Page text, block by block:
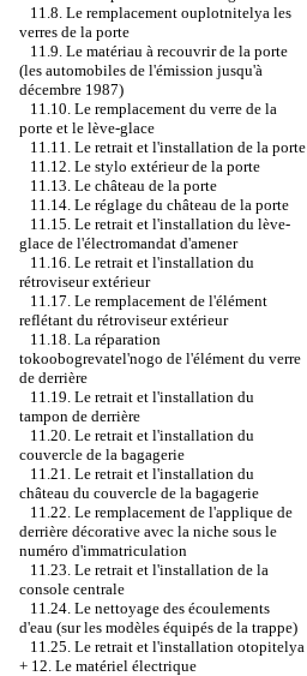
11.8. Le remplacement ouplotnitelya les
verres de la porte
11.9. Le matériau à recouvrir de la porte
(les automobiles de l'émission jusqu'à
décembre 1987)
11.10. Le remplacement du verre de la
porte et le lève-glace
11.11. Le retrait et l'installation de la porte
11.12. Le stylo extérieur de la porte
11.13. Le château de la porte
11.14. Le réglage du château de la porte
11.15. Le retrait et l'installation du lève-
glace de l'électromandat d'amener
11.16. Le retrait et l'installation du
rétroviseur extérieur
11.17. Le remplacement de l'élément
reflétant du rétroviseur extérieur
11.18. La réparation
tokoobogrevatel'nogo de l'élément du verre
de derrière
11.19. Le retrait et l'installation du
tampon de derrière
11.20. Le retrait et l'installation du
couvercle de la bagagerie
11.21. Le retrait et l'installation du
château du couvercle de la bagagerie
11.22. Le remplacement de l'applique de
derrière décorative avec la niche sous le
numéro d'immatriculation
11.23. Le retrait et l'installation de la
console centrale
11.24. Le nettoyage des écoulements
d'eau (sur les modèles équipés de la trappe)
11.25. Le retrait et l'installation otopitelya
+ 12. Le matériel électrique